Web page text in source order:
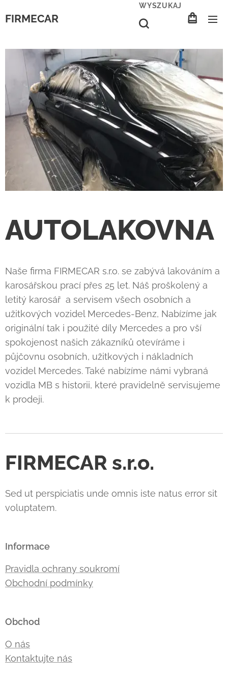
FIRMECAR
WYSZUKAJ
AUTOLAKOVNA
Naše firma FIRMECAR s.r.o. se zabývá lakováním a
karosářskou prací přes 25 let. Náš proškolený a
letitý karosář a servisem všech osobních a
užitkových vozidel Mercedes-Benz, Nabízíme jak
originální tak i použité díly Mercedes a pro vší
spokojenost našich zákazníků otevíráme i
půjčovnu osobních, užitkových i nákladních
vozidel Mercedes. Také nabízíme námi vybraná
vozidla MB s historii, které pravidelně servisujeme
k prodeji.
FIRMECAR s.r.o.
Sed ut perspiciatis unde omnis iste natus error sit
voluptatem.
Informace
Pravidla ochrany soukromí
Obchodní podmínky
Obchod
O nás
Kontaktujte nás